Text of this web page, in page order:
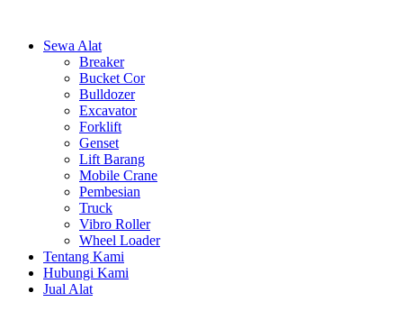
Sewa Alat
Breaker
Bucket Cor
Bulldozer
Excavator
Forklift
Genset
Lift Barang
Mobile Crane
Pembesian
Truck
Vibro Roller
Wheel Loader
Tentang Kami
Hubungi Kami
Jual Alat